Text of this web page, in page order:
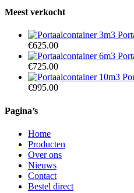
Meest verkocht
€625.00Prijsklasse:
€175.00
tot
€625.00
€725.00Prijsklasse:
€195.00
tot
€995.00Prijsklasse:
Pagina’s
Home
Producten
Over ons
Nieuws
Contact
Bestel direct